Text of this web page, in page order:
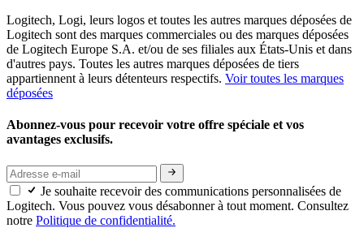
Logitech, Logi, leurs logos et toutes les autres marques déposées de
Logitech sont des marques commerciales ou des marques déposées
de Logitech Europe S.A. et/ou de ses filiales aux États-Unis et dans
d'autres pays. Toutes les autres marques déposées de tiers
appartiennent à leurs détenteurs respectifs. Voir toutes les marques
déposées
Abonnez-vous pour recevoir votre offre spéciale et vos
avantages exclusifs.
Je souhaite recevoir des communications personnalisées de
Logitech. Vous pouvez vous désabonner à tout moment. Consultez
notre Politique de confidentialité.